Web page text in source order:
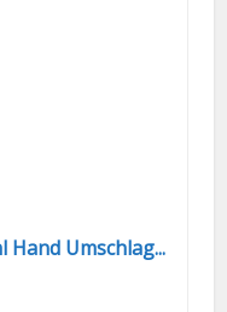
Umschlag...